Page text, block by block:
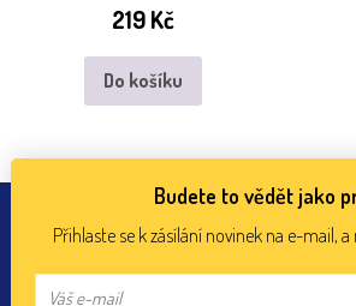
219Kč
Do košíku
Budete to vědět jako
Přihlaste se k zásílání novinek na e-mail,